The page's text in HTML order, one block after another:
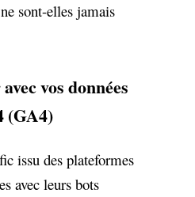
sont-elles jamais
vos données
(GA4)
issu des plateformes
avec leurs bots